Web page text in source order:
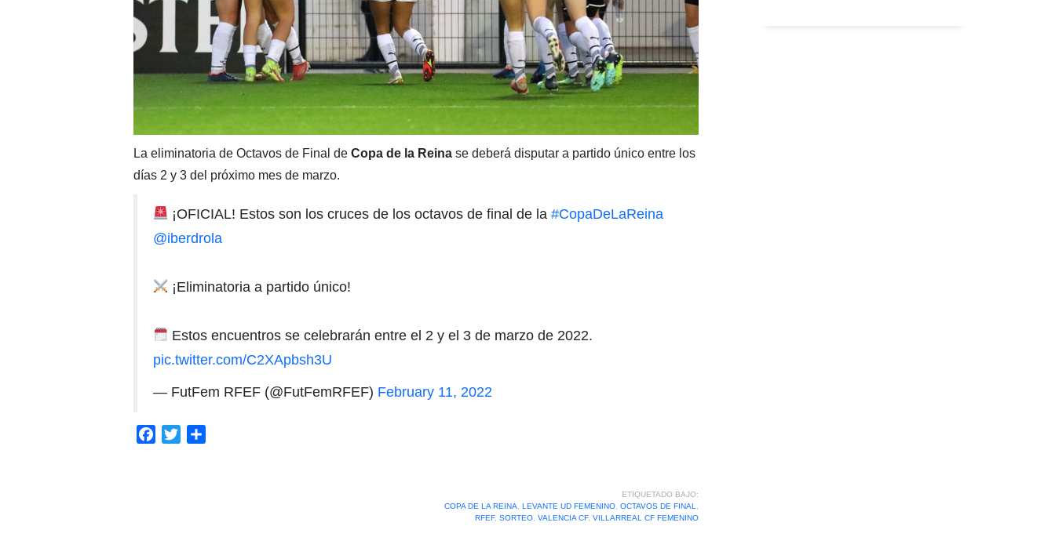
La eliminatoria de Octavos de Final de Copa de la Reina se deberá disputar a partido único entre los
días 2 y 3 del próximo mes de marzo.
¡OFICIAL! Estos son los cruces de los octavos de final de la#CopaDeLaReina
@iberdrola
¡Eliminatoria a partido único!
Estos encuentros se celebrarán entre el 2 y el 3 de marzo de 2022.
pic.twitter.com/C2XApbsh3U
— FutFem RFEF (@FutFemRFEF) February 11, 2022
Facebook
Twitter
ETIQUETADO BAJO:
COPA DE LA REINA
LEVANTE UD FEMENINO, OCTAVOS DE FINAL
RFEF, SORTEO, VALENCIA CF, VILLARREAL CF FEMENINO